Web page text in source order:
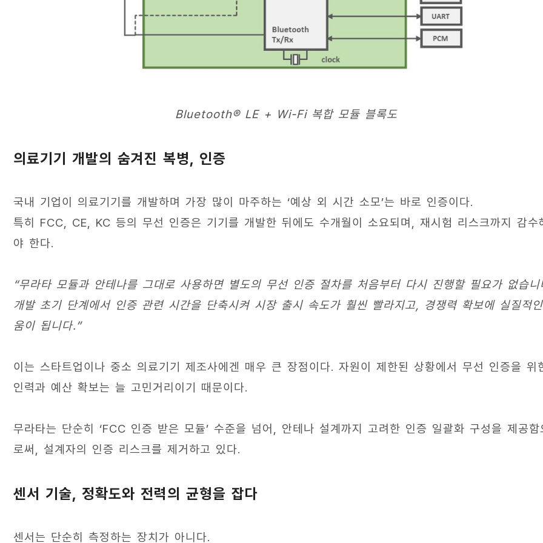
Bluetooth® LE + Wi-Fi 복합 모듈 블록도
의료기기 개발의 숨겨진 복병, 인증
국내 기업이 의료기기를 개발하며 가장 많이 마주하는 ‘예상 외 시간 소모’는 바로 인증이다.
특히 FCC, CE, KC 등의 무선 인증은 기기를 개발한 뒤에도 수개월이 소요되며, 재시험 리스크까지 감수
야 한다.
“무라타 모듈과 안테나를 그대로 사용하면 별도의 무선 인증 절차를 처음부터 다시 진행할 필요가 없습니
개발 초기 단계에서 인증 관련 시간을 단축시켜 시장 출시 속도가 훨씬 빨라지고, 경쟁력 확보에 실질적
움이 됩니다.”
이는 스타트업이나 중소 의료기기 제조사에겐 매우 큰 장점이다. 자원이 제한된 상황에서 무선 인증을 위
인력과 예산 확보는 늘 고민거리이기 때문이다.
무라타는 단순히 ‘FCC 인증 받은 모듈’ 수준을 넘어, 안테나 설계까지 고려한 인증 일괄화 구성을 제공함
로써, 설계자의 인증 리스크를 제거하고 있다.
센서 기술, 정확도와 전력의 균형을 잡다
센서는 단순히 측정하는 장치가 아니다.